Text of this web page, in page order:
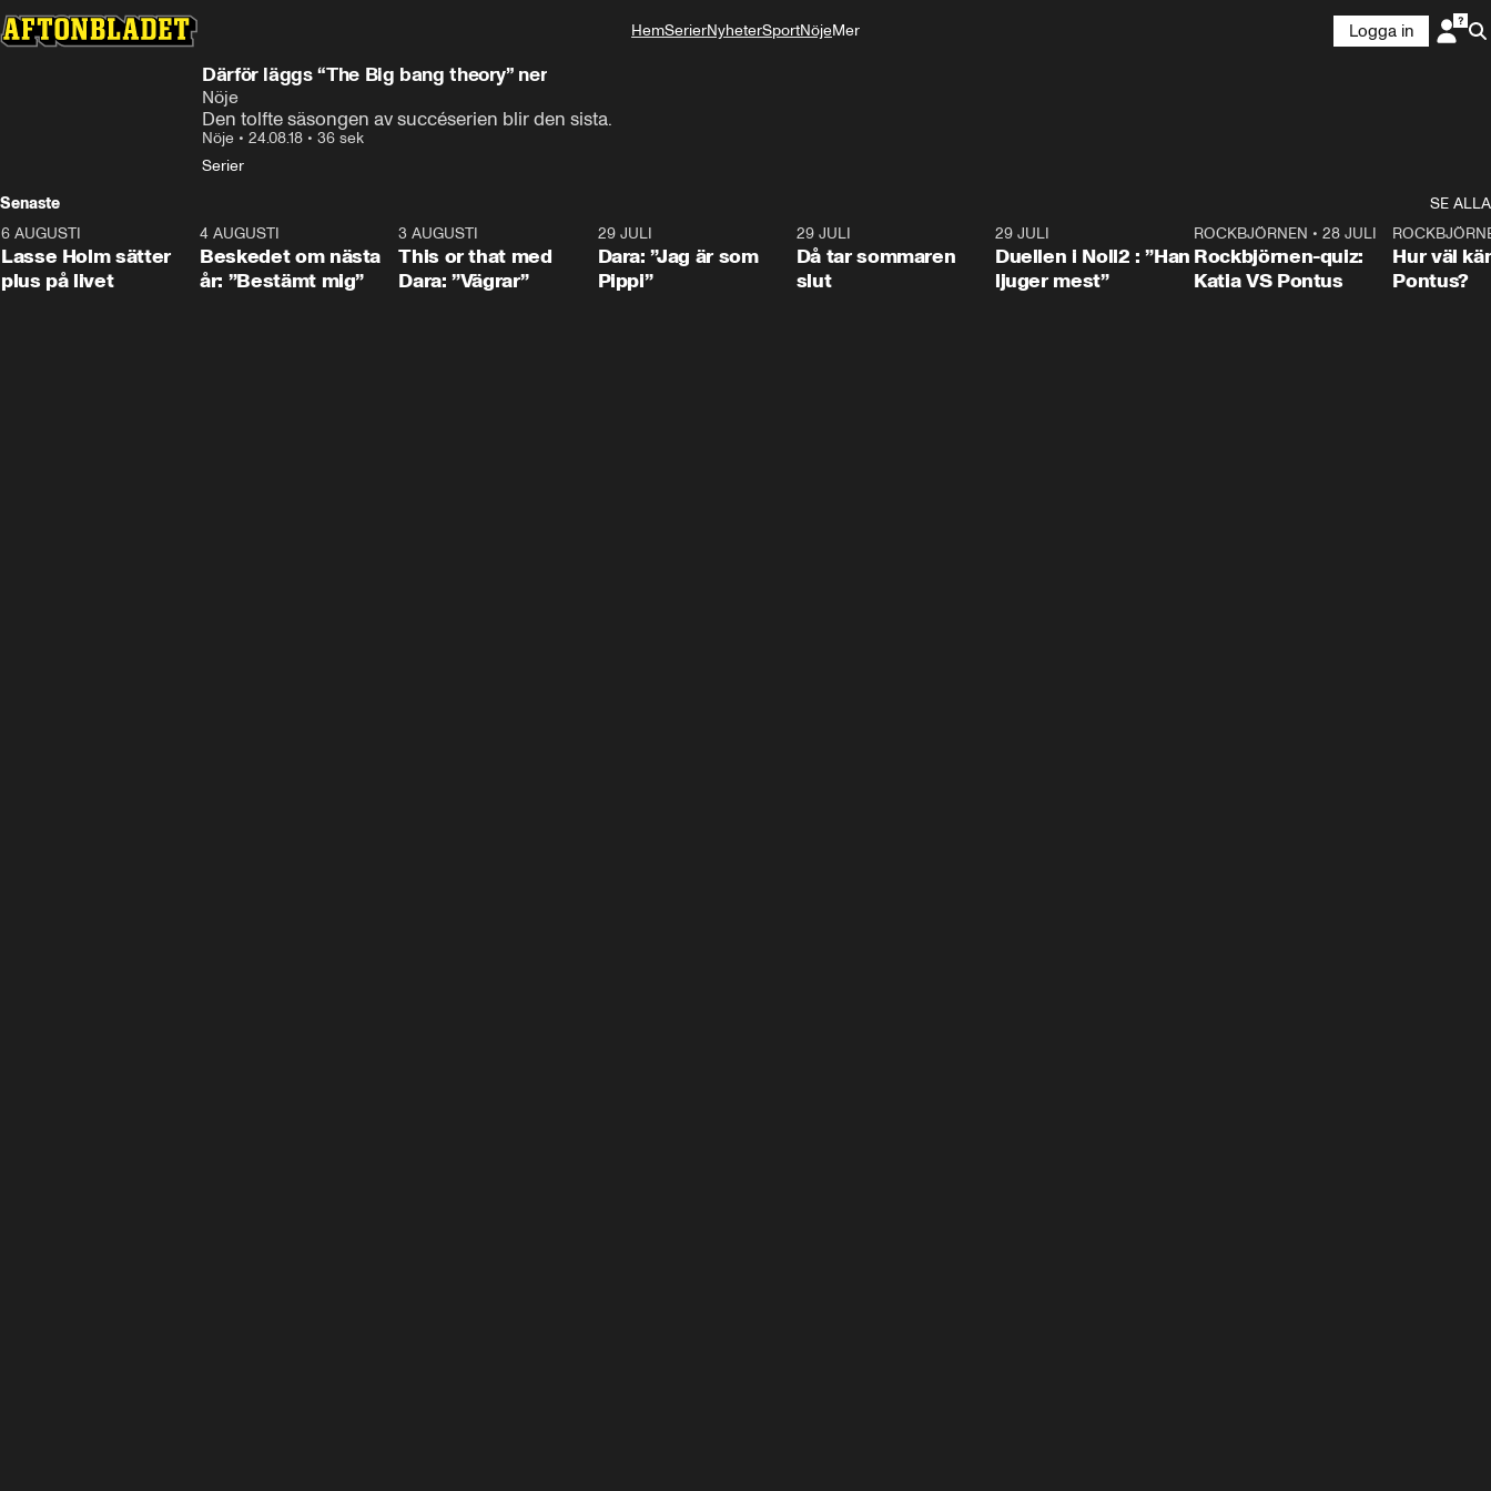
HemSerierNyheterSportNöjeMer
Logga in
Därför läggs “The Big bang theory” ner
Nöje
Den tolfte säsongen av succéserien blir den sista.
Nöje • 24.08.18 • 36 sek
Serier
Senaste
SE ALLA
1:04
6 AUGUSTI
Lasse Holm sätter
plus på livet
0:24
4 AUGUSTI
Beskedet om nästa
år: ”Bestämt mig”
3 AUGUSTI
This or that med
Dara: ”Vägrar”
29 JULI
Dara: ”Jag är som
Pippi”
29 JULI
Då tar sommaren
slut
29 JULI
Duellen i Noll2 : ”Han
ljuger mest”
0:15
ROCKBJÖRNEN •28 JULI
Rockbjörnen-quiz:
Katia VS Pontus
Hur väl
Pontus?